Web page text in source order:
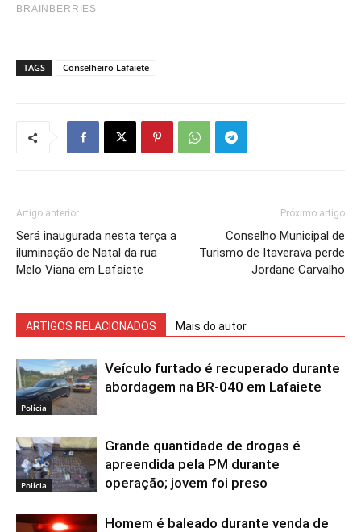
TAGS Conselheiro Lafaiete
Artigo anterior
Será inaugurada nesta terça a
iluminação de Natal da rua
Melo Viana em Lafaiete
Próximo artigo
Conselho Municipal de
Turismo de Itaverava perde
Jordane Carvalho
ARTIGOS RELACIONADOS Mais do autor
Polícia
Veículo furtado é recuperado durante
abordagem na BR-040 em Lafaiete
Polícia
Grande quantidade de drogas é
apreendida pela PM durante
operação; jovem foi preso
Homem é baleado durante venda de